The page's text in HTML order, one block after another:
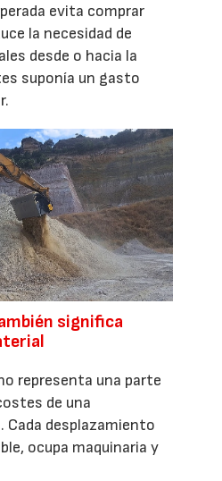
evita comprar
la necesidad de
desde o hacia la
suponía un gasto
significa
representa una parte
de una
Cada desplazamiento
ocupa maquinaria y